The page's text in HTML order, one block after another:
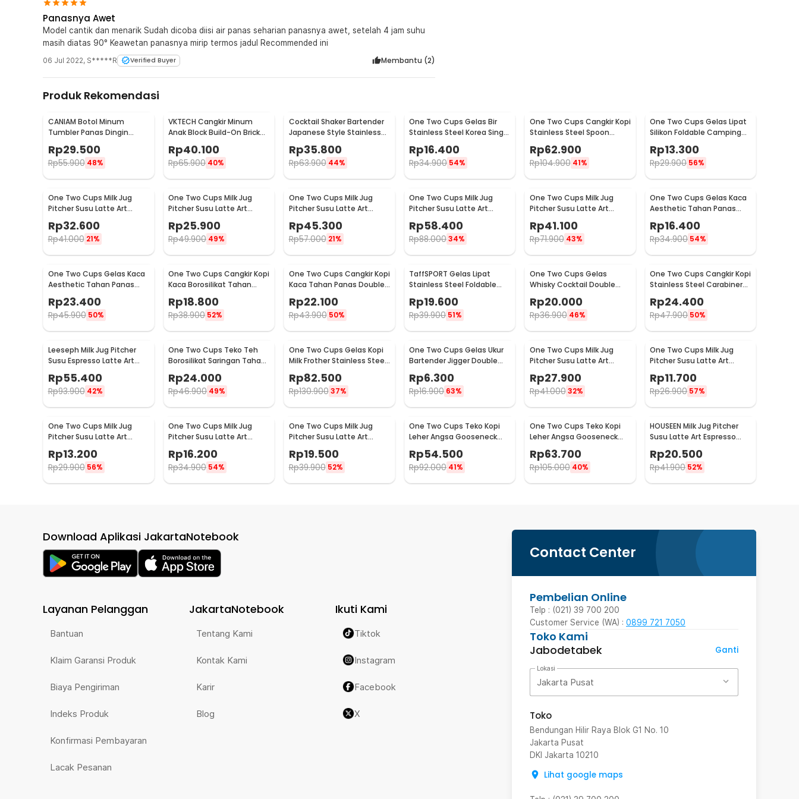
Panasnya Awet
Model cantik dan menarik Sudah dicoba diisi air panas seharian panasnya awet, setelah 4 jam suhu
masih diatas 90° Keawetan panasnya mirip termos jadul Recommended ini
06 Jul 2022, S*****R Verified Buyer Membantu (2)
Produk Rekomendasi
CANIAM Botol Minum
Tumbler Panas Dingin
400ml
Rp29.500
Rp55.900 48%
VKTECH Cangkir Minum
Anak Block Build-On Brick
Rp40.100
Rp65.900 40%
Cocktail Shaker Bartender
Japanese Style Stainless
Steel 200ml
Rp35.800
Rp63.900 44%
One Two Cups Gelas Bir
Stainless Steel Korea Single
Wall Glass 180ml - J070
Rp16.400
Rp34.900 54%
One Two Cups Cangkir Kopi
Stainless Steel Spoon
Saucer Cup 120ml - 201
Rp62.900
Rp104.900 41%
One Two Cups Gelas Lipat
Silikon Foldable Camping
with Strap 200ml - F120
Rp13.300
Rp29.900 56%
One Two Cups Milk Jug
Pitcher Susu Latte Art
Espresso Stainless Steel
350ml - J068
Rp32.600
Rp41.000 21%
One Two Cups Milk Jug
Pitcher Susu Latte Art
150ml - J068
Rp25.900
Rp49.900 49%
One Two Cups Milk Jug
Pitcher Susu Latte Art
Espresso Stainless Steel
600ml - J068
Rp45.300
Rp57.000 21%
One Two Cups Milk Jug
Pitcher Susu Latte Art
Espresso Stainless Steel
900ml - J068
Rp58.400
Rp88.00034%
One Two Cups Milk Jug
Pitcher Susu Latte Art
350ml - 10084
Rp41.100
Rp71.900 43%
One Two Cups Gelas Kaca
Aesthetic Tahan Panas
Double Wall Glass 250ml -
PLY1704
Rp16.400
Rp34.900 54%
One Two Cups Gelas Kaca
Aesthetic Tahan Panas
Double Wall Glass 433ml -
PLY1704
Rp23.400
Rp45.900 50%
One Two Cups Cangkir Kopi
Kaca Borosilikat Tahan
Panas Double Wall Cup
160ml
Rp18.800
Rp38.900 52%
One Two Cups Cangkir Kopi
Kaca Tahan Panas Double
Rp22.100
Rp43.900 50%
TaffSPORT Gelas Lipat
Stainless Steel Foldable
Cup Carabiner 240ml -
F180
Rp19.600
Rp39.900 51%
One Two Cups Gelas
Whisky Cocktail Double
- SG-02
Rp20.000
Rp36.900 46%
One Two Cups Cangkir Kopi
Stainless Steel Carabiner
Rp24.400
Rp47.900 50%
Leeseph Milk Jug Pitcher
Susu Espresso Latte Art
2016
Rp55.400
Rp93.900 42%
One Two Cups Teko Teh
Borosilikat Saringan Tahan
757
Rp24.000
Rp46.900 49%
One Two Cups Gelas Kopi
Milk Frother Stainless Steel
400ml - WZ0011
Rp82.500
Rp130.900 37%
One Two Cups Gelas Ukur
Bartender Jigger Double
Shot 15ml and 30ml - LE2
Rp6.300
Rp16.900 63%
One Two Cups Milk Jug
Pitcher Susu Latte Art
200ml - J068
Rp27.900
Rp41.000 32%
One Two Cups Milk Jug
Pitcher Susu Latte Art
1oz - S06HG
Rp11.700
Rp26.900 57%
One Two Cups Milk Jug
Pitcher Susu Latte Art
Espresso Stainless Steel
1.5oz - S06HG
Rp13.200
Rp29.900 56%
One Two Cups Milk Jug
Pitcher Susu Latte Art
Espresso Stainless Steel
3oz - S06HG
Rp16.200
Rp34.900 54%
One Two Cups Milk Jug
Pitcher Susu Latte Art
5oz - S06HG
Rp19.500
Rp39.900 52%
One Two Cups Teko Kopi
Leher Angsa Gooseneck
- AA049
Rp54.500
Rp92.000 41%
One Two Cups Teko Kopi
Leher Angsa Gooseneck
Pour Over Drip Kettle 350ml
- AA049
Rp63.700
Rp105.000 40%
HOUSEEN Milk Jug Pitcher
Susu Latte Art Espresso
DL060
Rp20.500
Rp41.900 52%
Contact Center
Pembelian Online
Telp : (021) 39 700 200
Customer Service (WA) : 0899 721 7050
Toko Kami
Jabodetabek
Ganti
Lokasi
Jakarta Pusat
Toko
Bendungan Hilir Raya Blok G1 No. 10
Jakarta Pusat
DKI Jakarta 10210
Lihat google maps
Download Aplikasi JakartaNotebook
Layanan Pelanggan
Bantuan
Klaim Garansi Produk
Biaya Pengiriman
Indeks Produk
Konfirmasi Pembayaran
Lacak Pesanan
JakartaNotebook
Tentang Kami
Kontak Kami
Karir
Blog
Ikuti Kami
Tiktok
Instagram
Facebook
X